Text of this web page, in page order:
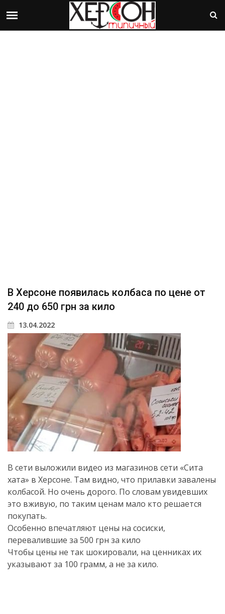
В Херсоне появилась колбаса по цене от
240 до 650 грн за кило
13.04.2022
В сети выложили видео из магазинов сети «Сита
хата» в Херсоне. Там видно, что прилавки завалены
колбасой. Но очень дорого. По словам увидевших
это вживую, по таким ценам мало кто решается
покупать.
Особенно впечатляют цены на сосиски,
перевалившие за 500 грн за кило
Чтобы цены не так шокировали, на ценниках их
указывают за 100 грамм, а не за кило.